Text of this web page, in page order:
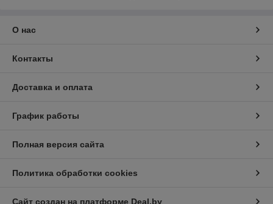
О нас
Контакты
Доставка и оплата
График работы
Полная версия сайта
Политика обработки cookies
Сайт создан на платформе Deal.by